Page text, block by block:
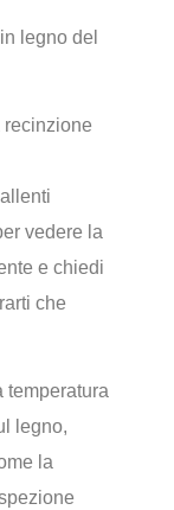
legno del
vedere la
e chiedi
che
temperatura
legno,
la